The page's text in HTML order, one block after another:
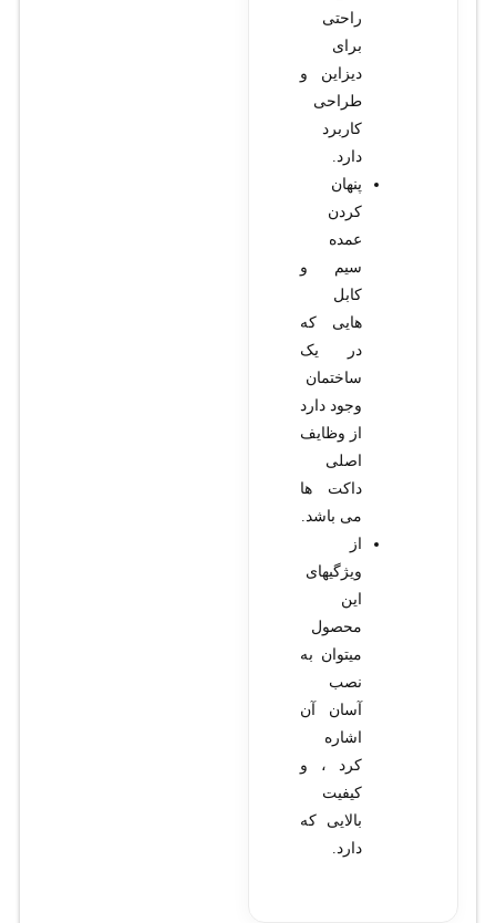
راحتی
برای
دیزاین و
طراحی
کاربرد
دارد.
پنهان
کردن
عمده
سیم و
کابل
هایی که
در یک
ساختمان
وجود دارد
از وظایف
اصلی
داکت ها
می باشد.
از
ویژگیهای
این
محصول
میتوان به
نصب
آسان آن
اشاره
کرد ، و
کیفیت
بالایی که
دارد.